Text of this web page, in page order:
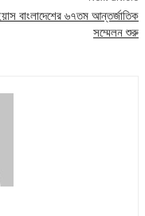
বাংলাদেশের ৬৭তম আন্তর্জাতিক
সম্মেলন শুরু